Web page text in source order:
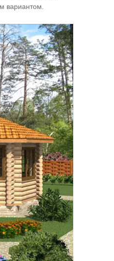
вариантом.